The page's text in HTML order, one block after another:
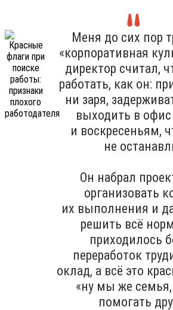
Меня до сих пор
«корпоративная
директор считал,
работать, как он:
ни заря,
выходить в
и воскресеньям,
не
Он набрал
организовать
их выполнения и
решить всё
приходилось
переработок
оклад, а всё это
«ну мы же
помогать